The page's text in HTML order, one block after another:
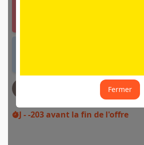
Fermer
JE DEMANDE MON REMBOURSEMENT
J - -203avant la fin de l'offre